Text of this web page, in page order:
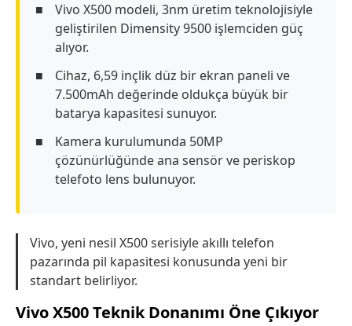
Vivo X500 modeli, 3nm üretim teknolojisiyle
geliştirilen Dimensity 9500 işlemciden güç
alıyor.
Cihaz, 6,59 inçlik düz bir ekran paneli ve
7.500mAh değerinde oldukça büyük bir
batarya kapasitesi sunuyor.
Kamera kurulumunda 50MP
çözünürlüğünde ana sensör ve periskop
telefoto lens bulunuyor.
Vivo, yeni nesil X500 serisiyle akıllı telefon
pazarında pil kapasitesi konusunda yeni bir
standart belirliyor.
Vivo X500 Teknik Donanımı Öne Çıkıyor